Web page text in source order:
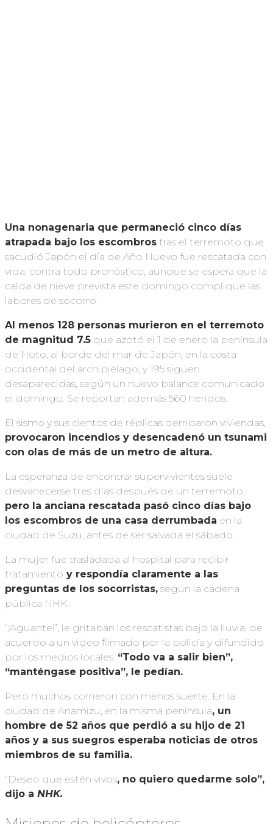
Una nonagenaria que permaneció cinco días
atrapada bajo los escombros tras el terremoto que
sacudió Japón el día de Año Nuevo fue rescatada con
vida, contra todo pronóstico, aunque se espera que la
caída de nieve prevista este domingo complique las
labores de socorro.
Al menos 128 personas murieron en el terremoto
de magnitud 7.5 que azotó el 1 de enero la península
de Noto, al borde del mar de Japón, en la costa
occidental del archipiélago, y 195 siguen
desaparecidas, según un nuevo balance comunicado
el domingo. Se reportan además 560 heridos.
El sismo y sus cientos de réplicas derribaron viviendas,
provocaron incendios y desencadenó un tsunami
con olas de más de un metro de altura.
La esperanza de encontrar supervivientes suele
desvanecerse tres días después de un terremoto,
pero la anciana rescatada pasó cinco días bajo
los escombros de una casa derrumbada en la
ciudad de Suzu, antes de ser salvada el sábado.
La mujer fue trasladada al hospital para recibir
tratamiento y respondía claramente a las
preguntas de los socorristas, según la cadena
pública NHK.
“¡Aguante!”, le gritaban los rescatistas bajo la lluvia, de
acuerdo a un video filmado por la policía y difundido
por los medios locales. “Todo va a salir bien”,
“manténgase positiva”, le pedían.
Pero muchos corrieron con menos suerte. En la
ciudad de Anamizu, en la misma península, un
hombre de 52 años que perdió a su hijo de 21
años y a sus suegros esperaba noticias de otros
miembros de su familia.
“Deseo que estén vivos, no quiero quedarme solo”,
dijo a NHK.